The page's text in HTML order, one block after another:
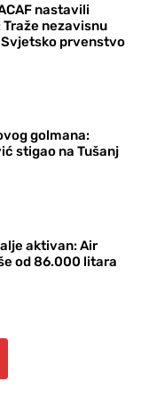
nastavili
Traže nezavisnu
prvenstvo
golmana:
stigao na Tušanj
aktivan: Air
od 86.000 litara